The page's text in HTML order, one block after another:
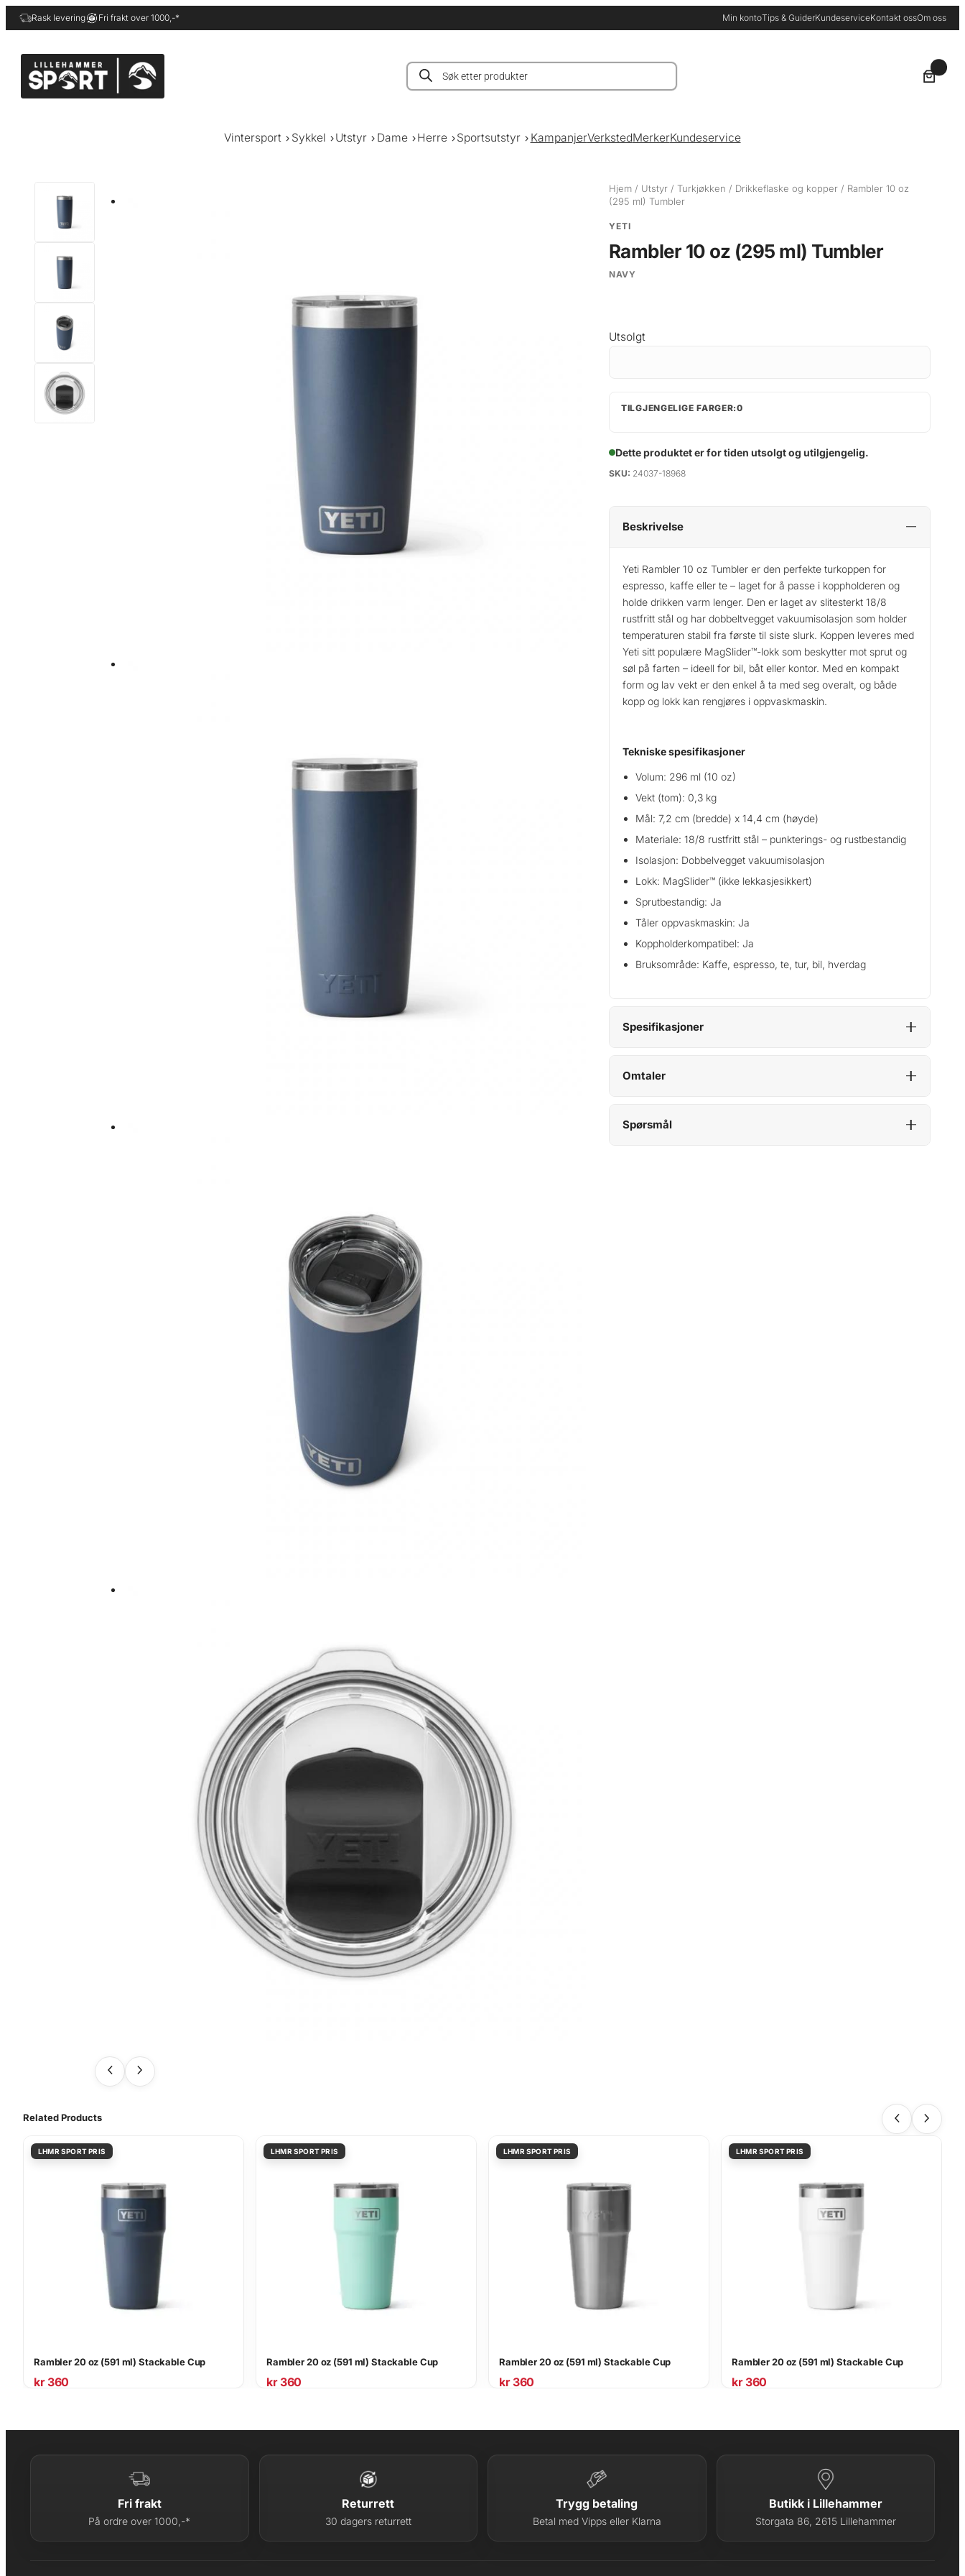
Hopp
til
Rask levering Fri frakt over 1000,-* Min kontoTips & GuiderKundeserviceKontakt ossOm oss
Products
search
Vintersport Sykkel Utstyr Dame Herre Sportsutstyr KampanjerVerkstedMerkerKundeservice
Hjem / Utstyr / Turkjøkken / Drikkeflaske og kopper / Rambler 10 oz
(295 ml) Tumbler
YETI
Rambler 10 oz (295 ml) Tumbler
NAVY
Utsolgt
TILGJENGELIGE FARGER:0
Dette produktet er for tiden utsolgt og utilgjengelig.
SKU: 24037-18968
Beskrivelse
Yeti Rambler 10 oz Tumbler er den perfekte turkoppen for
espresso, kaffe eller te – laget for å passe i koppholderen og
holde drikken varm lenger. Den er laget av slitesterkt 18/8
rustfritt stål og har dobbeltvegget vakuumisolasjon som holder
temperaturen stabil fra første til siste slurk. Koppen leveres med
Yeti sitt populære MagSlider™-lokk som beskytter mot sprut og
søl på farten – ideell for bil, båt eller kontor. Med en kompakt
form og lav vekt er den enkel å ta med seg overalt, og både
kopp og lokk kan rengjøres i oppvaskmaskin.
Tekniske spesifikasjoner
Volum: 296 ml (10 oz)
Vekt (tom): 0,3 kg
Mål: 7,2 cm (bredde) x 14,4 cm (høyde)
Materiale: 18/8 rustfritt stål – punkterings- og rustbestandig
Isolasjon: Dobbelvegget vakuumisolasjon
Lokk: MagSlider™ (ikke lekkasjesikkert)
Sprutbestandig: Ja
Tåler oppvaskmaskin: Ja
Koppholderkompatibel: Ja
Bruksområde: Kaffe, espresso, te, tur, bil, hverdag
Spesifikasjoner
Omtaler
Spørsmål
Related Products
Rambler 20 oz (591 ml) Stackable Cup
kr360
Rambler 20 oz (591 ml) Stackable Cup
kr360
Rambler 20 oz (591 ml) Stackable Cup
kr360
Rambler 20 oz (591 ml) Stackable Cup
kr360
Fri frakt
På ordre over 1000,-*
Returrett
30 dagers returrett
Trygg betaling
Betal med Vipps eller Klarna
Butikk i Lillehammer
Storgata 86, 2615 Lillehammer